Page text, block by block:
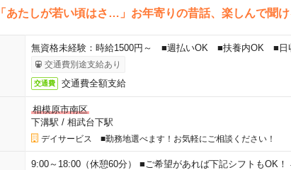
「あたしが若い頃はさ…」お年寄りの昔話、楽しんで聞け
無資格未経験：時給1500円～ ■週払いOK ■扶養内OK ■日
交通費別途支給あり
交通費 交通費全額支給
相模原市南区
下溝駅 / 相武台下駅
デイサービス ■勤務地選べます！お気軽にご相談ください！
9:00～18:00（休憩60分） ■ご希望があれば下記シフトもOK